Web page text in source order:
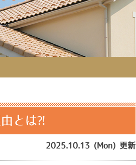
とは⁈
2025.10.13 (Mon) 更新